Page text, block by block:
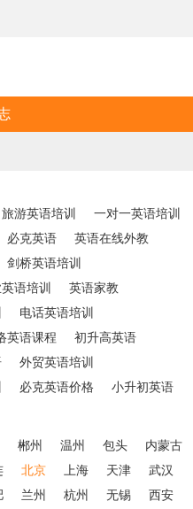
旅游英语培训
一对一英语培训
必克英语
英语在线外教
剑桥英语培训
语培训
英语家教
电话英语培训
英语课程
初升高英语
外贸英语培训
必克英语价格
小升初英语
郴州 温州 包头
内蒙古
北京 上海 天津
武汉
兰州 杭州 无锡
西安